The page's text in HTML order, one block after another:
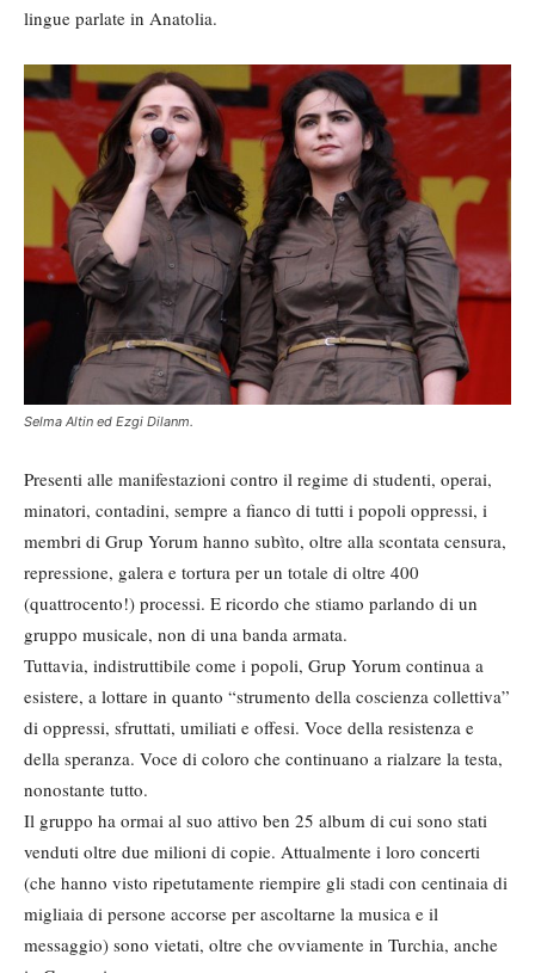
lingue parlate in Anatolia.
Selma Altin ed Ezgi Dilanm.
Presenti alle manifestazioni contro il regime di studenti, operai,
minatori, contadini, sempre a fianco di tutti i popoli oppressi, i
membri di Grup Yorum hanno subìto, oltre alla scontata censura,
repressione, galera e tortura per un totale di oltre 400
(quattrocento!) processi. E ricordo che stiamo parlando di un
gruppo musicale, non di una banda armata.
Tuttavia, indistruttibile come i popoli, Grup Yorum continua a
esistere, a lottare in quanto “strumento della coscienza collettiva”
di oppressi, sfruttati, umiliati e offesi. Voce della resistenza e
della speranza. Voce di coloro che continuano a rialzare la testa,
nonostante tutto.
Il gruppo ha ormai al suo attivo ben 25 album di cui sono stati
venduti oltre due milioni di copie. Attualmente i loro concerti
(che hanno visto ripetutamente riempire gli stadi con centinaia di
migliaia di persone accorse per ascoltarne la musica e il
messaggio) sono vietati, oltre che ovviamente in Turchia, anche